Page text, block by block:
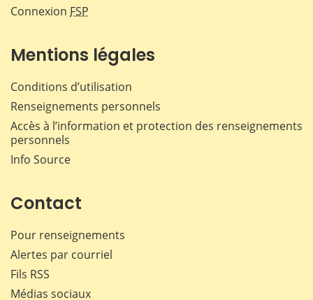
Connexion FSP
Mentions légales
Conditions d’utilisation
Renseignements personnels
Accès à l’information et protection des renseignements
personnels
Info Source
Contact
Pour renseignements
Alertes par courriel
Fils RSS
Médias sociaux